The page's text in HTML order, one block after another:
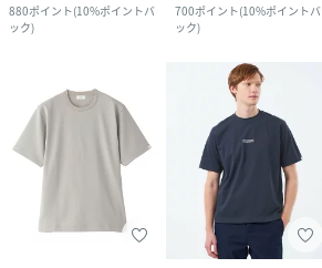
880ポイント(10%ポイントバ
ック)
700ポイント(10%ポイントバ
ック)